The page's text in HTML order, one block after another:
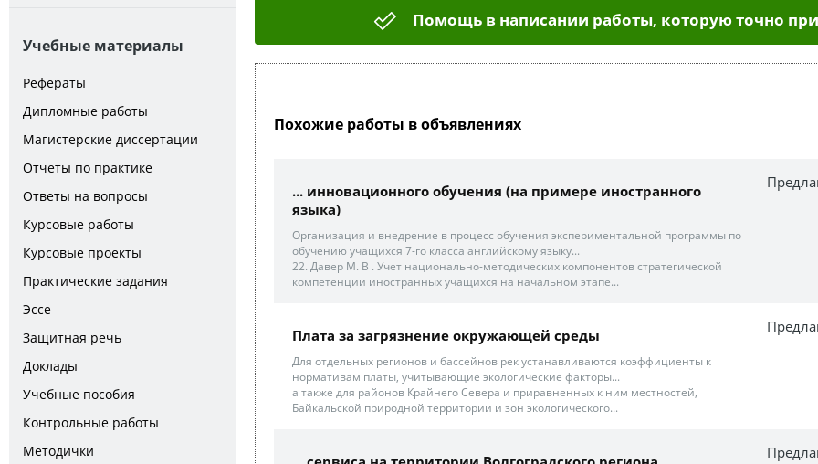
Учебные материалы
Рефераты
Дипломные работы
Магистерские диссертации
Отчеты по практике
Ответы на вопросы
Курсовые работы
Курсовые проекты
Практические задания
Эссе
Защитная речь
Доклады
Учебные пособия
Контрольные работы
Методички
Помощь в написании работы, которую точно
Похожие работы в объявлениях
... инновационного обучения (на примере иностранного
языка)
Организация и внедрение в процесс обучения экспериментальной программы по
обучению учащихся 7-го класса английскому языку...
22. Давер М. В . Учет национально-методических компонентов стратегической
компетенции иностранных учащихся на начальном этапе...
Плата за загрязнение окружающей среды
Для отдельных регионов и бассейнов рек устанавливаются коэффициенты к
нормативам платы, учитывающие экологические факторы...
а также для районов Крайнего Севера и приравненных к ним местностей,
Байкальской природной территории и зон экологического...